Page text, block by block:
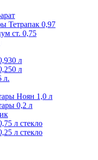
Тетрапак 0,97
ст. 0,75
л
л
л.
Ноян 1,0 л
0,2 л
л стекло
л стекло